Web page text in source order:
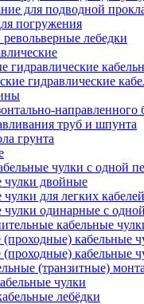
для подводной
погружения
лебедки
гидравлические
гидравлические
труб и шпунта
грунта
чулки с одной
чулки двойные
для легких кабелей
чулки одинарные с
кабельные
кабельные
кабельные
(транзитные)
чулки
лебёдки